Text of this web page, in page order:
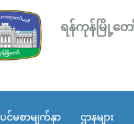
ရန်ကုန်မြို့တ
ပင်မစာမျက်နှာ ဌာနများ